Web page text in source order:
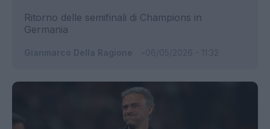
Ritorno delle semifinali di Champions in
Germania